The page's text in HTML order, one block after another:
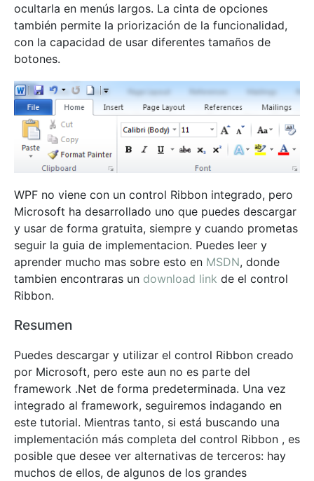
ocultarla en menús largos. La cinta de opciones
también permite la priorización de la funcionalidad,
con la capacidad de usar diferentes tamaños de
botones.
WPF no viene con un control Ribbon integrado, pero
Microsoft ha desarrollado uno que puedes descargar
y usar de forma gratuita, siempre y cuando prometas
seguir la guia de implementacion. Puedes leer y
aprender mucho mas sobre esto en MSDN, donde
tambien encontraras un download link de el control
Ribbon.
Resumen
Puedes descargar y utilizar el control Ribbon creado
por Microsoft, pero este aun no es parte del
framework .Net de forma predeterminada. Una vez
integrado al framework, seguiremos indagando en
este tutorial. Mientras tanto, si está buscando una
implementación más completa del control Ribbon , es
posible que desee ver alternativas de terceros: hay
muchos de ellos, de algunos de los grandes